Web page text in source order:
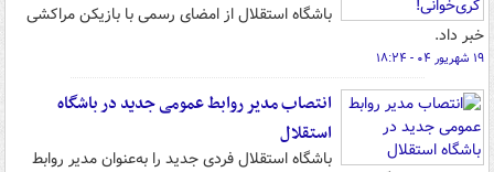
باشگاه استقلال از امضای رسمی با بازیکن مراکشی
خبر داد.
۱۹ شهریور ۰۴ - ۱۸:۲۴
انتصاب مدیر روابط عمومی جدید در باشگاه
استقلال
باشگاه استقلال فردی جدید را به‌عنوان مدیر روابط